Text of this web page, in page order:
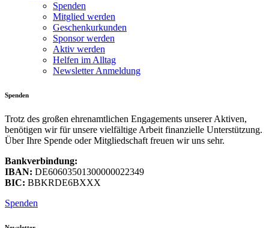
Spenden
Mitglied werden
Geschenkurkunden
Sponsor werden
Aktiv werden
Helfen im Alltag
Newsletter Anmeldung
Spenden
Trotz des großen ehrenamtlichen Engagements unserer Aktiven,
benötigen wir für unsere vielfältige Arbeit finanzielle Unterstützung.
Über Ihre Spende oder Mitgliedschaft freuen wir uns sehr.
Bankverbindung:
IBAN: DE60603501300000022349
BIC: BBKRDE6BXXX
Spenden